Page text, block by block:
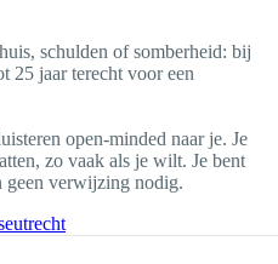
schulden of somberheid: bij
25 jaar terecht voor een
open-minded naar je. Je
zo vaak als je wilt. Je bent
geen verwijzing nodig.